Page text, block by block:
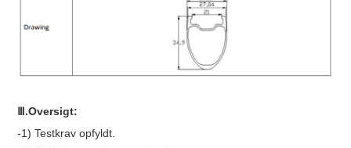
Ⅲ.Oversigt:
-1) Testkrav opfyldt.